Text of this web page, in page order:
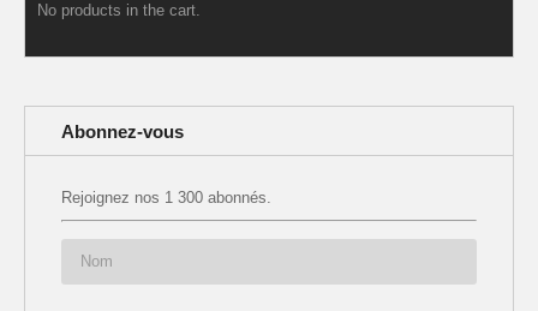
No products in the cart.
Abonnez-vous
Rejoignez nos 1 300 abonnés.